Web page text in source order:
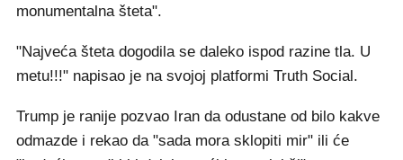
monumentalna šteta".
"Najveća šteta dogodila se daleko ispod razine tla. U
metu!!!" napisao je na svojoj platformi Truth Social.
Trump je ranije pozvao Iran da odustane od bilo kakve
odmazde i rekao da "sada mora sklopiti mir" ili će